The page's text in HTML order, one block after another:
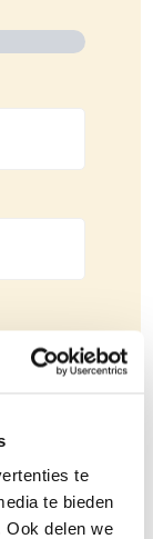
te
te bieden
Ook delen we
1